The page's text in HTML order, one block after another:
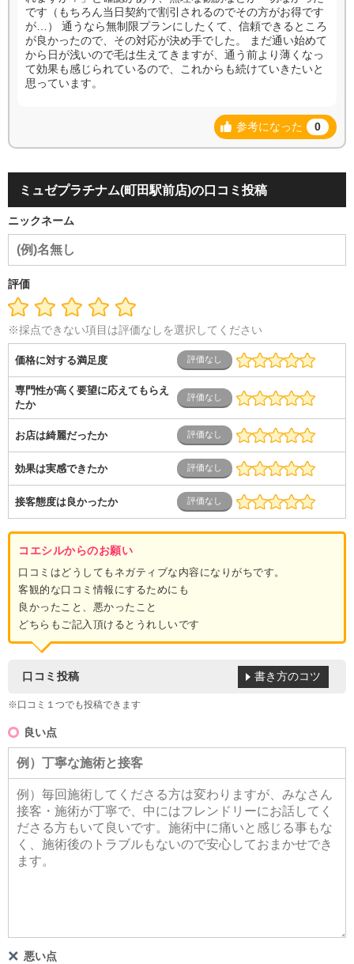
です（もちろん当日契約で割引されるのでその方がお得です
が…） 通うなら無制限プランにしたくて、信頼できるところ
が良かったので、その対応が決め手でした。 まだ通い始めて
から日が浅いので毛は生えてきますが、通う前より薄くなっ
て効果も感じられているので、これからも続けていきたいと
思っています。
参考になった 0
ミュゼプラチナム(町田駅前店)の口コミ投稿
ニックネーム
評価
※採点できない項目は評価なしを選択してください
価格に対する満足度
専門性が高く要望に応えてもらえ
たか
お店は綺麗だったか
効果は実感できたか
接客態度は良かったか
コエシルからのお願い
口コミはどうしてもネガティブな内容になりがちです。
客観的な口コミ情報にするためにも
良かったこと、悪かったこと
どちらもご記入頂けるとうれしいです
口コミ投稿
※口コミ１つでも投稿できます
書き方のコツ
良い点
悪い点